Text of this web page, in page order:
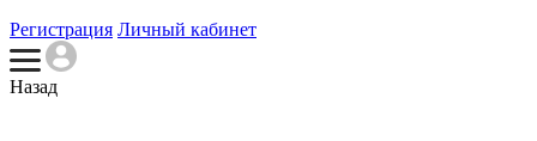
Регистрация Личный кабинет
Назад